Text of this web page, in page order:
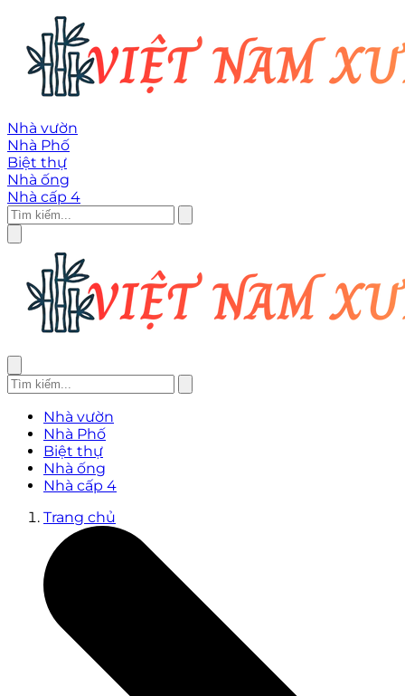
Nhà vườn
Nhà Phố
Biệt thự
Nhà ống
Nhà cấp 4
Nhà vườn
Nhà Phố
Biệt thự
Nhà ống
Nhà cấp 4
Trang chủ